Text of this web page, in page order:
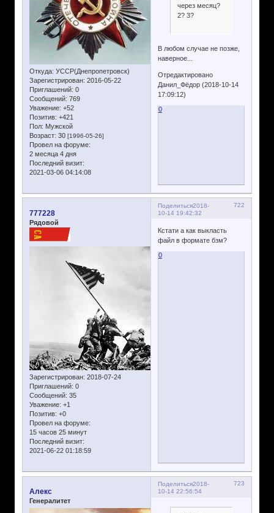
Откуда: УССР(Днепропетровск)
Зарегистрирован: 2016-05-22
Приглашений: 0
Сообщений: 769
Уважение: +52
Позитив: +421
Пол: Мужской
Возраст: 30 [1996-05-26]
Провел на форуме:
2 месяца 4 дня
Последний визит:
2021-03-06 04:14:08
через месяц?
2? 3?
В любом случае не позже,
наверное...
Отредактировано
Данил_Фёдор (2018-10-14
17:09:12)
0
Поделиться 722
2018-
10-14 19:42:32
777228
Рядовой
Зарегистрирован: 2018-07-24
Приглашений: 0
Сообщений: 35
Уважение: +1
Позитив: +0
Провел на форуме:
15 часов 25 минут
Последний визит:
2021-06-22 01:18:59
Кстати а как выкласть
файл в формате бзм?
0
Поделиться 723
2018-
10-14 22:56:54
Алекс
Генералитет